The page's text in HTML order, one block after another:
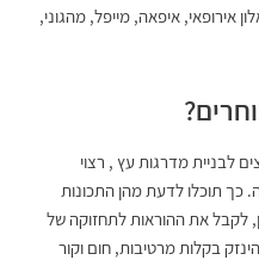
אירופאי, איפאה, מייפל, מהגוני,
לבניית מדרגות עץ , רצוי
כך תוכלו לדעת מהן התכונות
לקבל את ההוראות לתחזוקה של
בקלות מרטיבות, חום וקור